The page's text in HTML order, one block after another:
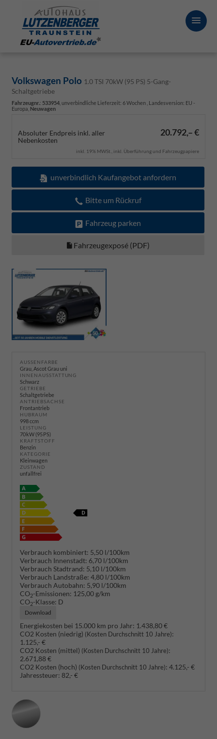
Volkswagen Polo 1.0 TSI 70kW (95 PS) 5-Gang-
Schaltgetriebe
Fahrzeugnr.: 533954 , unverbindliche Lieferzeit: 6 Wochen , Landesversion: EU -
Europa, Neuwagen
Absoluter Endpreis inkl. aller
Nebenkosten
20.792,– €
inkl. 19% MWSt., inkl. Überführung und Fahrzeugpapiere
unverbindlich Kaufangebot anfordern
Bitte um Rückruf
Fahrzeug parken
Fahrzeugexposé (PDF)
AUSSENFARBE
Grau, Ascot Grau uni
INNENAUSSTATTUNG
Schwarz
GETRIEBE
Schaltgetriebe
ANTRIEBSACHSE
Frontantrieb
HUBRAUM
998 ccm
LEISTUNG
70 kW (95 PS)
KRAFTSTOFF
Benzin
KATEGORIE
Kleinwagen
ZUSTAND
unfallfrei
Verbrauch kombiniert: 5,50 l/100km
Verbrauch Innenstadt: 6,70 l/100km
Verbrauch Stadtrand: 5,10 l/100km
Verbrauch Landstraße: 4,80 l/100km
Verbrauch Autobahn: 5,90 l/100km
CO2-Emissionen: 125,00 g/km
CO2-Klasse: D
Download
Energiekosten bei 15.000 km pro Jahr: 1.438,80 €
CO2 Kosten (niedrig) (Kosten Durchschnitt 10 Jahre):
1.125,- €
CO2 Kosten (mittel) (Kosten Durchschnitt 10 Jahre):
2.671,88 €
CO2 Kosten (hoch) (Kosten Durchschnitt 10 Jahre): 4.125,- €
Jahressteuer: 82,- €